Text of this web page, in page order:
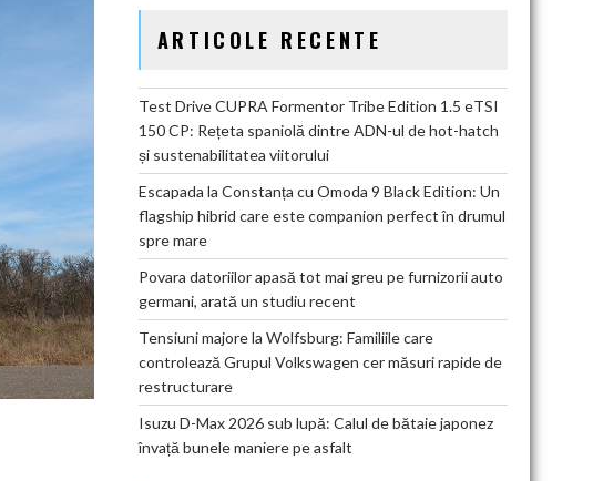
ARTICOLE RECENTE
Test Drive CUPRA Formentor Tribe Edition 1.5 eTSI
150 CP: Rețeta spaniolă dintre ADN-ul de hot-hatch
și sustenabilitatea viitorului
Escapada la Constanța cu Omoda 9 Black Edition: Un
flagship hibrid care este companion perfect în drumul
spre mare
Povara datoriilor apasă tot mai greu pe furnizorii auto
germani, arată un studiu recent
Tensiuni majore la Wolfsburg: Familiile care
controlează Grupul Volkswagen cer măsuri rapide de
restructurare
Isuzu D-Max 2026 sub lupă: Calul de bătaie japonez
învață bunele maniere pe asfalt